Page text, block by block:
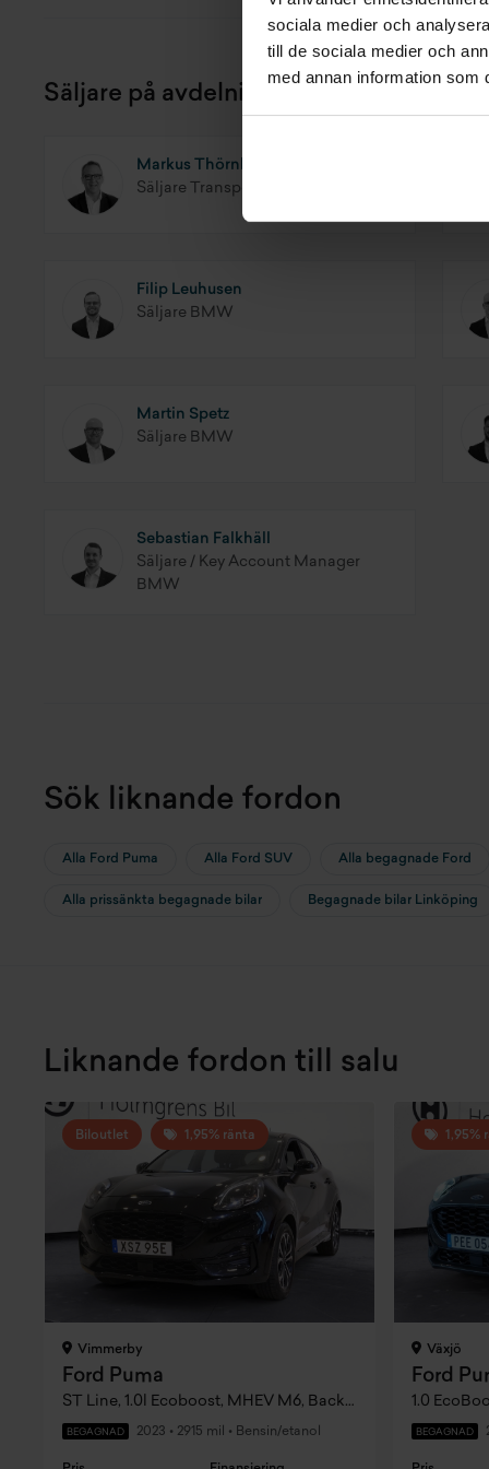
sociala medier och
till de sociala medier och
med annan information som
Säljare på avdelningen
Markus Thörnholm
Säljare Transportbilar Ford
Filip Leuhusen
Säljare BMW
Martin Spetz
Säljare BMW
Sebastian Falkhäll
Säljare / Key Account Manager
BMW
Sök liknande fordon
Alla Ford Puma Alla Ford SUV Alla begagnade Ford
Alla prissänkta begagnade bilar Begagnade bilar Linköping
Liknande fordon till salu
Biloutlet 1,95% ränta
Vimmerby
Ford Puma
ST Line, 1.0l Ecoboost, MHEV M6, Backkamera, Navigation, CarPlay
BEGAGNAD 2023 • 2915 mil • Bensin/etanol
1,95%
Växjö
Ford
1.0
BEGAGNAD